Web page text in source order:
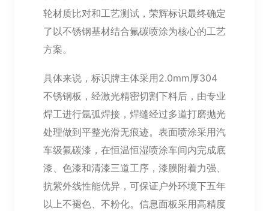
轮材质比对和工艺测试，荣辉标识最终确定
了以不锈钢基材结合氟碳喷涂为核心的工艺
方案。
具体来说，标识牌主体采用2.0mm厚304
不锈钢板，经激光精密切割下料后，由专业
焊工进行氩弧焊接，焊缝经过多道打磨抛光
处理做到平整光滑无痕迹。表面喷涂采用汽
车级氟碳漆，在恒温恒湿喷涂车间内完成底
漆、色漆和清漆三道工序，漆膜附着力强、
抗紫外线性能优异，可保证户外环境下五年
以上不褪色、不粉化。信息面板采用高精度